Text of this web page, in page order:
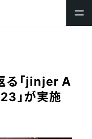
「jinjer A
」が実施